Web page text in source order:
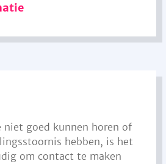
niet goed kunnen horen of
hebben, is het
om contact te maken